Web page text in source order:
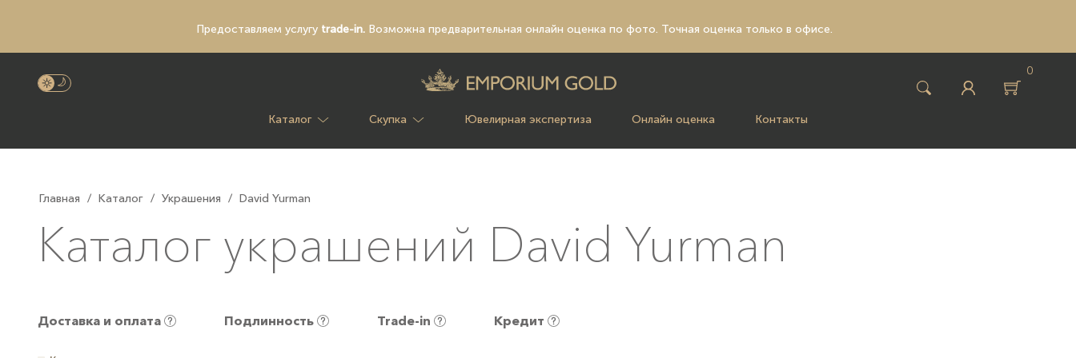
Предоставляем услугу trade-in.Возможна предварительная онлайн оценка по фото. Точная оценка только в офисе.
0
Каталог Скупка Ювелирная экспертиза Онлайн оценка Контакты
Главная / Каталог / Украшения / David Yurman
Каталог украшений David Yurman
Доставка и оплата Подлинность Trade-in Кредит